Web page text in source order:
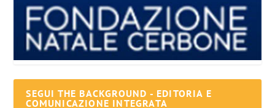
SEGUI THE BACKGROUND - EDITORIA E
COMUNICAZIONE INTEGRATA